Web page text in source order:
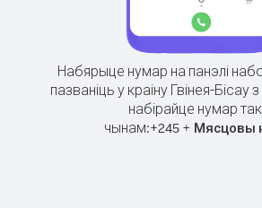
Набярыце нумар на панэлі
пазваніць у краіну Гвінея-Бісау
набірайце нумар
чынам:+245+ Мясцовы